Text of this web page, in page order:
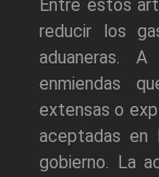
Entre estos
reducir los
aduaneras.
enmiendas
extensas o
aceptadas en
gobierno. La